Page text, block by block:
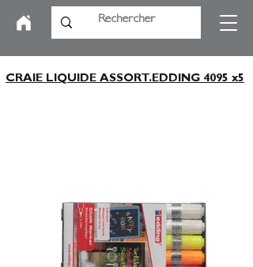
CRAIE LIQUIDE ASSORT.EDDING 4095 x5